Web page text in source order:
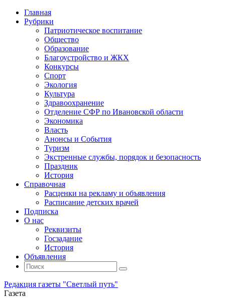
Главная
Рубрики
Патриотическое воспитание
Общество
Образование
Благоустройство и ЖКХ
Конкурсы
Спорт
Экология
Культура
Здравоохранение
Отделение СФР по Ивановской области
Экономика
Власть
Анонсы и События
Туризм
Экстренные службы, порядок и безопасность
Праздник
История
Справочная
Расценки на рекламу и объявления
Расписание детских врачей
Подписка
О нас
Реквизиты
Госзадание
История
Объявления
Поиск
Искать:
Поиск
Редакция газеты "Светлый путь"
Газета